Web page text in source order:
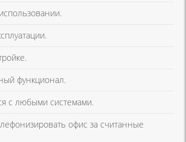
функционал.
с любыми системами.
офис за считанные